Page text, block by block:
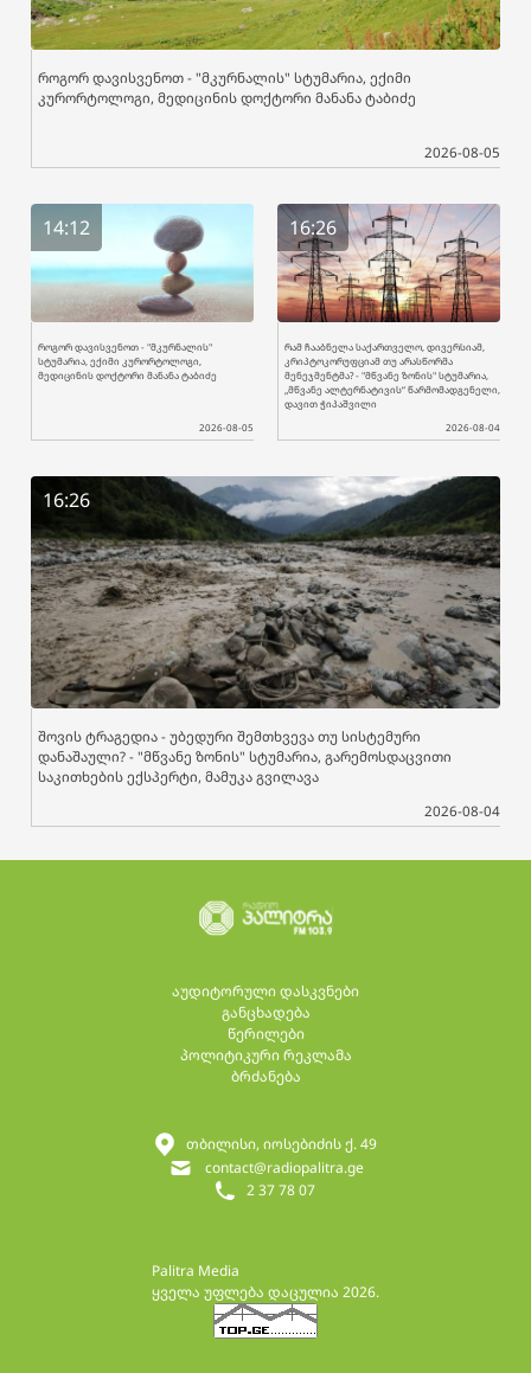
როგორ დავისვენოთ - "მკურნალის" სტუმარია, ექიმი
კურორტოლოგი, მედიცინის დოქტორი მანანა ტაბიძე
2026-08-05
14:12
როგორ დავისვენოთ - "მკურნალის"
სტუმარია, ექიმი კურორტოლოგი,
მედიცინის დოქტორი მანანა ტაბიძე
2026-08-05
16:26
რამ ჩააბნელა საქართველო, დივერსიამ,
კრიპტოკორუფციამ თუ არასწორმა
მენეჯმენტმა? - "მწვანე ზონის" სტუმარია,
„მწვანე ალტერნატივის“ წარმომადგენელი,
დავით ჭიპაშვილი
2026-08-04
16:26
შოვის ტრაგედია - უბედური შემთხვევა თუ სისტემური
დანაშაული? - "მწვანე ზონის" სტუმარია, გარემოსდაცვითი
საკითხების ექსპერტი, მამუკა გვილავა
2026-08-04
აუდიტორული დასკვნები
განცხადება
წერილები
პოლიტიკური რეკლამა
ბრძანება
Palitra Media
ყველა უფლება დაცულია 2026.
2 37 78 07
contact@radiopalitra.ge
თბილისი, იოსებიძის ქ. 49